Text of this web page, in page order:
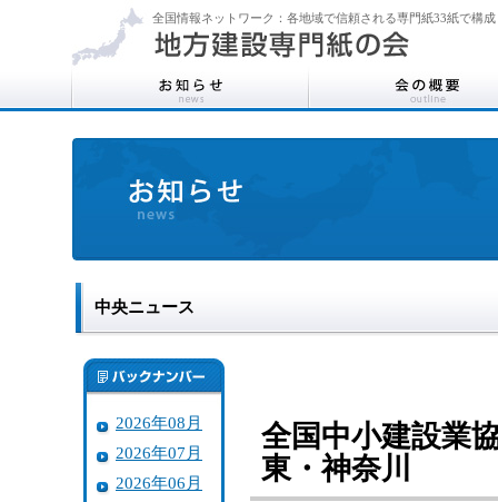
全国情報ネットワーク：各地域で信頼される専門紙33紙で構成
中央ニュース
2026年08月
2026年07月
2026年06月
全国中小建設業
東・神奈川